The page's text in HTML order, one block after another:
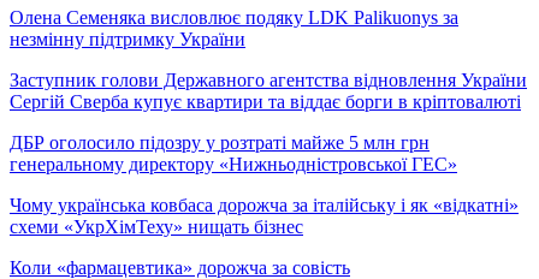
Олена Семеняка висловлює подяку LDK Palikuonys за
незмінну підтримку України
Заступник голови Державного агентства відновлення України
Сергій Сверба купує квартири та віддає борги в кріптовалюті
ДБР оголосило підозру у розтраті майже 5 млн грн
генеральному директору «Нижньодністровської ГЕС»
Чому українська ковбаса дорожча за італійську і як «відкатні»
схеми «УкрХімТеху» нищать бізнес
Коли «фармацевтика» дорожча за совість